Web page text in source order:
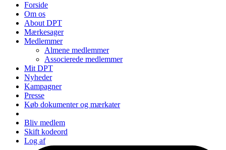
Forside
Om os
About DPT
Mærkesager
Medlemmer
Almene medlemmer
Associerede medlemmer
Mit DPT
Nyheder
Kampagner
Presse
Køb dokumenter og mærkater
Bliv medlem
Skift kodeord
Log af